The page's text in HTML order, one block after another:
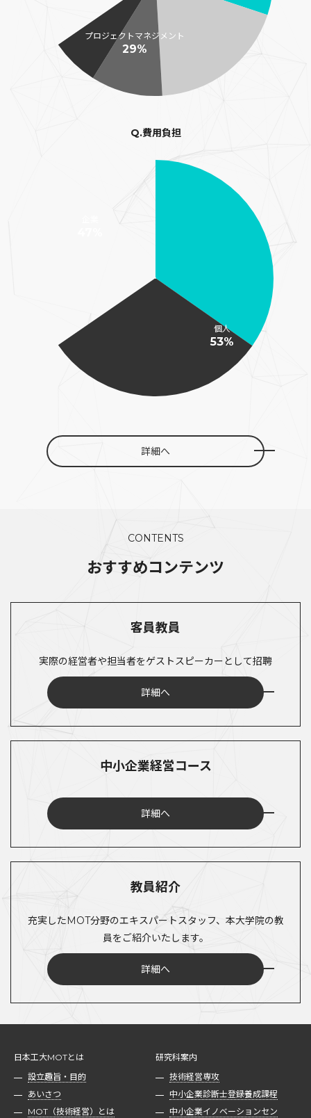
プロジェクトマネジメント
29%
Q.費用負担
個人
53%
詳細へ
CONTENTS
おすすめコンテンツ
客員教員
実際の経営者や担当者をゲストスピーカーとして招聘
詳細へ
中小企業経営コース
詳細へ
教員紹介
充実したMOT分野のエキスパートスタッフ、本大学院の教
員をご紹介いたします。
詳細へ
日本工大MOTとは
設立趣旨・目的
あいさつ
MOT（技術経営）とは
研究科案内
技術経営専攻
中小企業診断士登録養成課程
中小企業イノベーションセン